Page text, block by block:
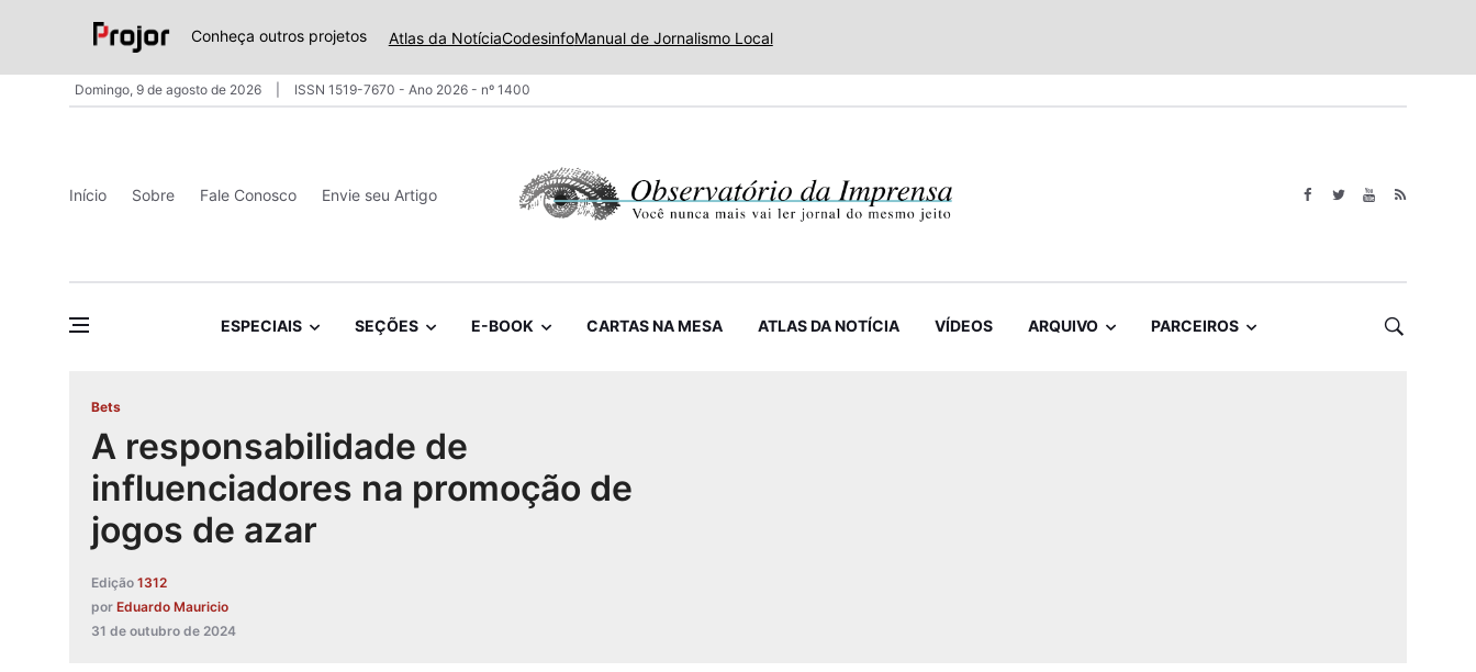
Conheça outros projetos Atlas da NotíciaCodesinfoManual de Jornalismo Local
Domingo, 9 de agosto de 2026 ISSN 1519-7670 - Ano 2026 - nº 1400
Início Sobre Fale Conosco Envie seu Artigo
ESPECIAIS SEÇÕES E-BOOK CARTAS NA MESA ATLAS DA NOTÍCIA VÍDEOS ARQUIVO PARCEIROS
Bets
A responsabilidade de
influenciadores na promoção de
jogos de azar
Edição 1312
por Eduardo Mauricio
31 de outubro de 2024